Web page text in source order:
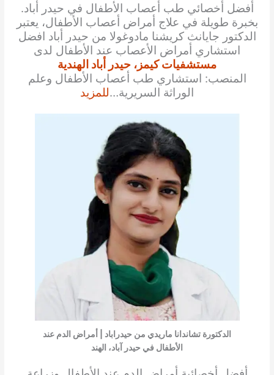
أفضل أخصائي طب أعصاب الأطفال في حيدر أباد.
بخبرة طويلة في علاج أمراض أعصاب الأطفال، يعتبر
الدكتور جايانث كريشنا مادوغولا من حيدر أباد افضل
استشاري أمراض الأعصاب عند الأطفال لدى
مستشفيات كيمز، حيدر أباد الهندية
المنصب: استشاري طب أعصاب الأطفال وعلم
الوراثة السريرية…للمزيد
الدكتورة تشاندانا ماريدي من حيدراباد | أمراض الدم عند
الأطفال في حيدر آباد، الهند